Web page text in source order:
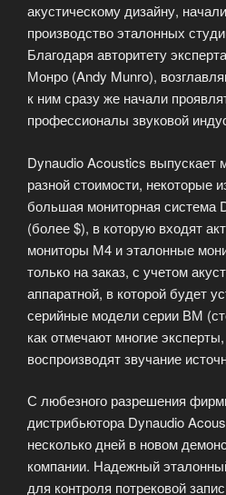
акустическому дизайну,
производство эталонных
Благодаря авторитету
Монро (Andy Munro),
к ним сразу же начали
профессионалы звуковой
Dynaudio Acoustics выпускает
разной стоимости, некоторые
большая мониторная система
(более $), в которую входят
мониторы М4 и эталонные
только на заказ, с учетом
аппаратной, в которой будет
серийные модели серии ВМ
как отмечают многие
воспроизводят звучание
С любезного разрешения
дистрибьютора Dynaudio
несколько дней в новом
компании. Надежный
для контроля потрековой